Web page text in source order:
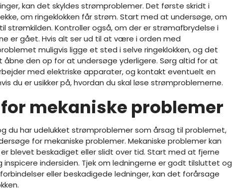
kan det skyldes strømproblemer. Det første skridt i
om ringeklokken får strøm. Start med at undersøge, om
strømkilden. Kontroller også, om der er strømafbrydelse i
er gået. Hvis alt ser ud til at være i orden med
muligvis ligge et sted i selve ringeklokken, og det
den op for at undersøge yderligere. Sørg altid for at
med elektriske apparater, og kontakt eventuelt en
du er usikker på, hvordan du skal løse strømproblemerne.
mekaniske problemer
du har udelukket strømproblemer som årsag til problemet,
for mekaniske problemer. Mekaniske problemer kan
er blevet beskadiget eller slidt over tid. Start med at fjerne
inspicere indersiden. Tjek om ledningerne er godt tilsluttet og
eller beskadigede ledninger, kan det forårsage